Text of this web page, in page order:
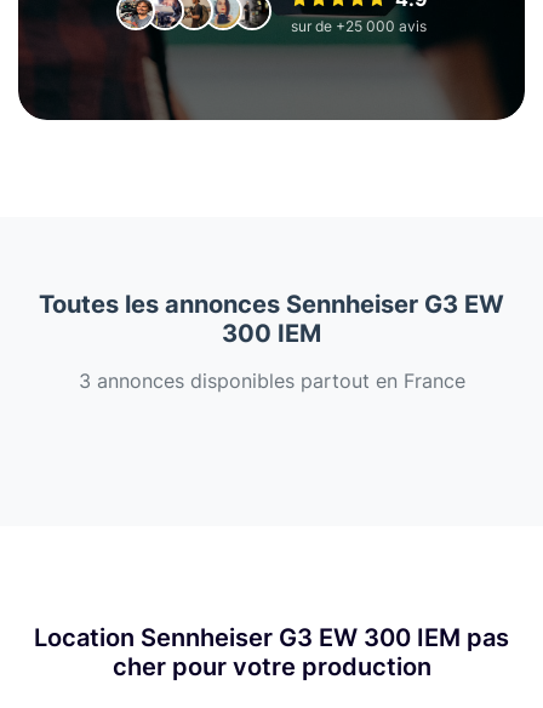
sur de +25 000 avis
Toutes les annonces Sennheiser G3 EW
300 IEM
3 annonces disponibles partout en France
Location Sennheiser G3 EW 300 IEM pas
cher pour votre production